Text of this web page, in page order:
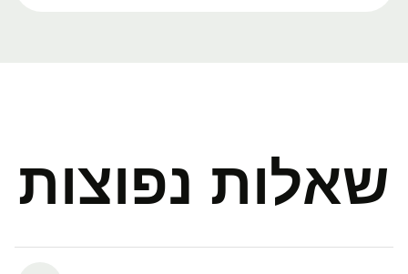
שאלות נפוצות